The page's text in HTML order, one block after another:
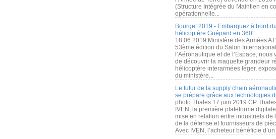
(Structure Intégrée du Maintien en
opérationnelle...
Bourget 2019 - Embarquez à bord
hélicoptère Guépard en 360°
18.06.2019 Ministère des Armées A
53ème édition du Salon
l’Aéronautique et de l’Espace,
de découvrir la maquette grandeur
hélicoptère interarmées léger,
du ministère...
Le futur de la supply chain
se prépare grâce aux technologies
photo Thales 17 juin 2019 CP
IVEN, la première plateforme
mise en relation entre industriels de
de la défense et fournisseurs de
Avec IVEN, l’acheteur bénéficie